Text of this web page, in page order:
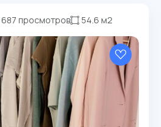
687 просмотров 54.6 м2